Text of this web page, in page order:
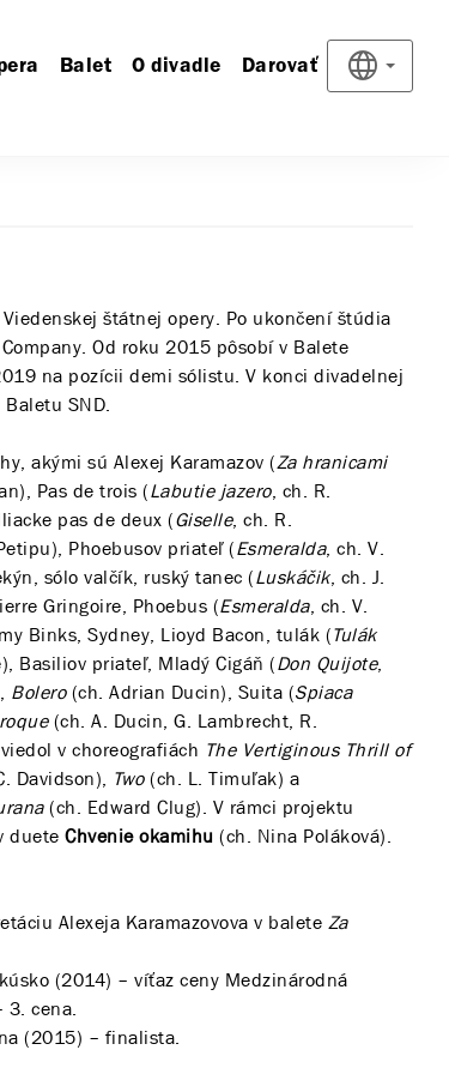
Balet O divadle Darovať
štátnej opery. Po ukončení štúdia
Od roku 2015 pôsobí v Balete
na pozícii demi sólistu. V konci divadelnej
SND.
akými sú Alexej Karamazov (Za hranicami
Pas de trois (Labutie jazero, ch. R.
pas de deux (Giselle, ch. R.
Phoebusov priateľ (Esmeralda, ch. V.
sólo valčík, ruský tanec (Luskáčik, ch. J.
Gringoire, Phoebus (Esmeralda, ch. V.
Binks, Sydney, Lioyd Bacon, tulák (Tulák
Basiliov priateľ, Mladý Cigáň (Don Quijote,
Bolero(ch. Adrian Ducin), Suita (Spiaca
(ch. A. Ducin, G. Lambrecht, R.
v choreografiách The Vertiginous Thrill of
Davidson), Two(ch. L. Timuľak) a
(ch. Edward Clug). V rámci projektu
dueteChvenie okamihu (ch. Nina Poláková).
Alexeja Karamazovova v balete Za
(2014) – víťaz ceny Medzinárodná
3. cena.
(2015) – finalista.